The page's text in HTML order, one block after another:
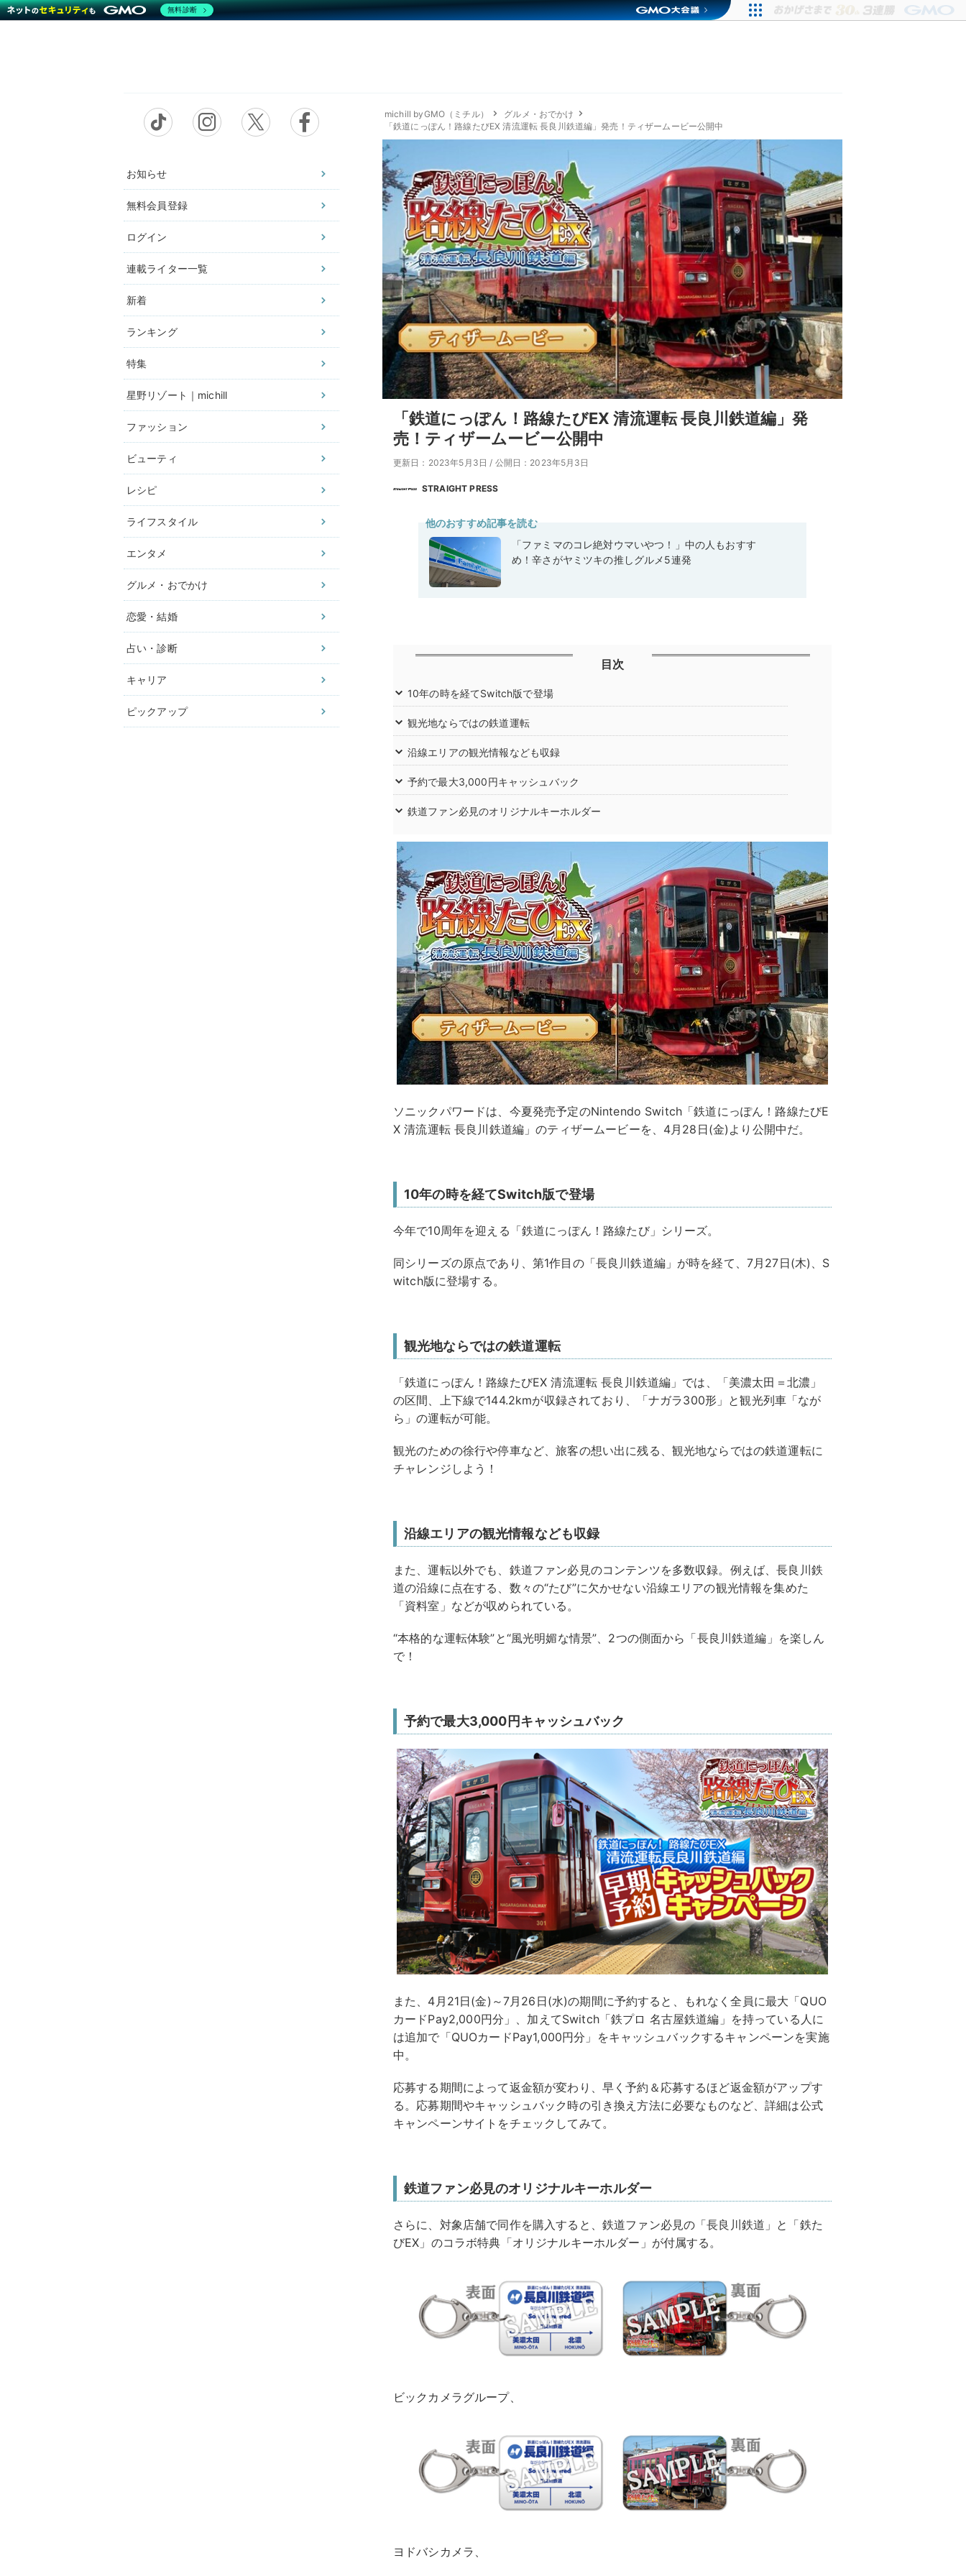
お知らせ
無料会員登録
ログイン
連載ライター一覧
新着
ランキング
特集
星野リゾート｜michill
ファッション
ビューティ
レシピ
ライフスタイル
エンタメ
グルメ・おでかけ
恋愛・結婚
占い・診断
キャリア
ピックアップ
michill byGMO（ミチル）
グルメ・おでかけ
「鉄道にっぽん！路線たびEX 清流運転 長良川鉄道編」発売！ティザームービー公開中
「鉄道にっぽん！路線たびEX 清流運転 長良川鉄道編」発
売！ティザームービー公開中
更新日：2023年5月3日 / 公開日：2023年5月3日
STRAIGHT PRESS
他のおすすめ記事を読む
「ファミマのコレ絶対ウマいやつ！」中の人もおすす
め！辛さがヤミツキの推しグルメ5連発
目次
10年の時を経てSwitch版で登場
観光地ならではの鉄道運転
沿線エリアの観光情報なども収録
予約で最大3,000円キャッシュバック
鉄道ファン必見のオリジナルキーホルダー
ソニックパワードは、今夏発売予定のNintendo Switch「鉄道にっぽん！路線たびE
X 清流運転 長良川鉄道編」のティザームービーを、4月28日(金)より公開中だ。
10年の時を経てSwitch版で登場
今年で10周年を迎える「鉄道にっぽん！路線たび」シリーズ。
同シリーズの原点であり、第1作目の「長良川鉄道編」が時を経て、7月27日(木)、S
witch版に登場する。
観光地ならではの鉄道運転
「鉄道にっぽん！路線たびEX 清流運転 長良川鉄道編」では、「美濃太田＝北濃」
の区間、上下線で144.2kmが収録されており、「ナガラ300形」と観光列車「なが
ら」の運転が可能。
観光のための徐行や停車など、旅客の想い出に残る、観光地ならではの鉄道運転に
チャレンジしよう！
沿線エリアの観光情報なども収録
また、運転以外でも、鉄道ファン必見のコンテンツを多数収録。例えば、長良川鉄
道の沿線に点在する、数々の“たび”に欠かせない沿線エリアの観光情報を集めた
「資料室」などが収められている。
“本格的な運転体験”と“風光明媚な情景”、2つの側面から「長良川鉄道編」を楽しん
で！
予約で最大3,000円キャッシュバック
また、4月21日(金)～7月26日(水)の期間に予約すると、もれなく全員に最大「QUO
カードPay2,000円分」、加えてSwitch「鉄プロ 名古屋鉄道編」を持っている人に
は追加で「QUOカードPay1,000円分」をキャッシュバックするキャンペーンを実施
中。
応募する期間によって返金額が変わり、早く予約＆応募するほど返金額がアップす
る。応募期間やキャッシュバック時の引き換え方法に必要なものなど、詳細は公式
キャンペーンサイトをチェックしてみて。
鉄道ファン必見のオリジナルキーホルダー
さらに、対象店舗で同作を購入すると、鉄道ファン必見の「長良川鉄道」と「鉄た
びEX」のコラボ特典「オリジナルキーホルダー」が付属する。
ビックカメラグループ、
ヨドバシカメラ、
無料診断